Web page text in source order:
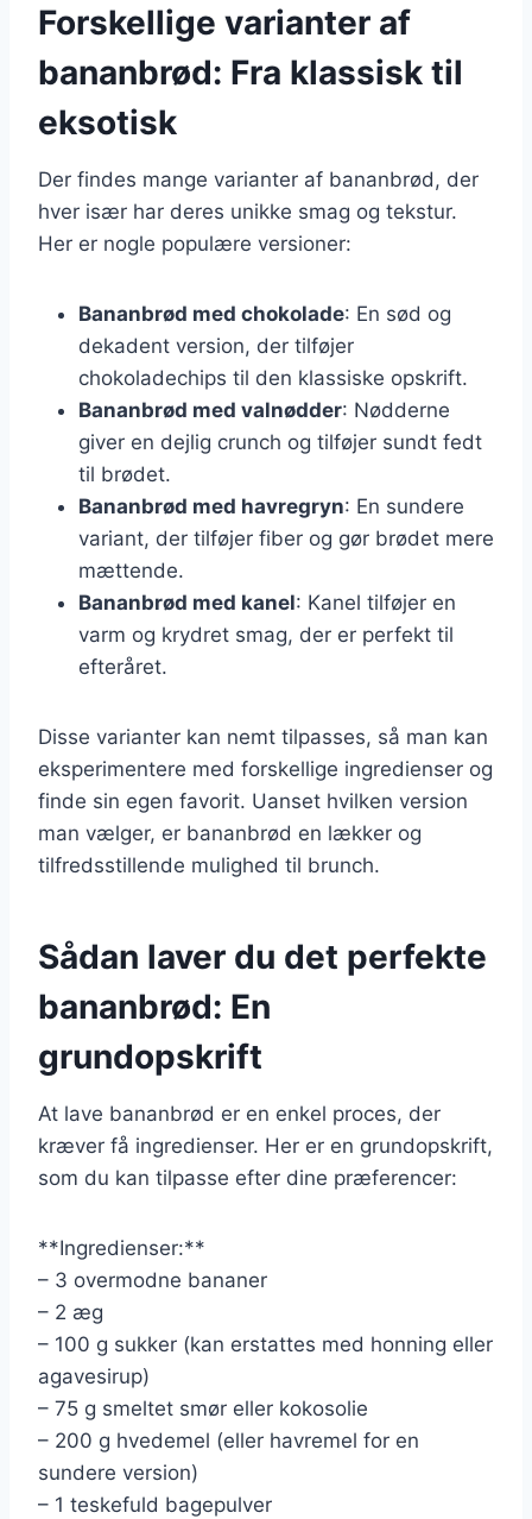
Forskellige varianter af
bananbrød: Fra klassisk til
eksotisk
Der findes mange varianter af bananbrød, der
hver især har deres unikke smag og tekstur.
Her er nogle populære versioner:
Bananbrød med chokolade: En sød og
dekadent version, der tilføjer
chokoladechips til den klassiske opskrift.
Bananbrød med valnødder: Nødderne
giver en dejlig crunch og tilføjer sundt fedt
til brødet.
Bananbrød med havregryn: En sundere
variant, der tilføjer fiber og gør brødet mere
mættende.
Bananbrød med kanel: Kanel tilføjer en
varm og krydret smag, der er perfekt til
efteråret.
Disse varianter kan nemt tilpasses, så man kan
eksperimentere med forskellige ingredienser og
finde sin egen favorit. Uanset hvilken version
man vælger, er bananbrød en lækker og
tilfredsstillende mulighed til brunch.
Sådan laver du det perfekte
bananbrød: En
grundopskrift
At lave bananbrød er en enkel proces, der
kræver få ingredienser. Her er en grundopskrift,
som du kan tilpasse efter dine præferencer:
**Ingredienser:**
– 3 overmodne bananer
– 2 æg
– 100 g sukker (kan erstattes med honning eller
agavesirup)
– 75 g smeltet smør eller kokosolie
– 200 g hvedemel (eller havremel for en
sundere version)
– 1 teskefuld bagepulver